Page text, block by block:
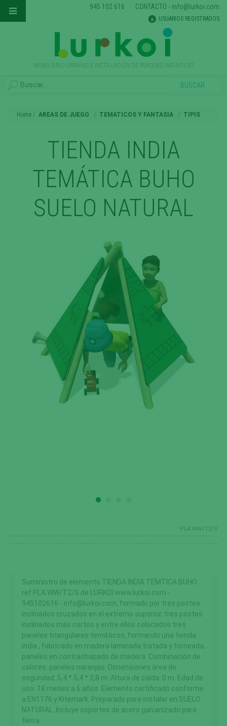
MOBILIARIO URBANO E INSTALACIÓN DE PARQUES INFANTILES
945 102 616 CONTACTO - info@lurkoi.com
USUARIOS REGISTRADOS
Home AREAS DE JUEGO TEMATICOS Y FANTASIA TIPIS
TIENDA INDIA
TEMÁTICA BUHO
SUELO NATURAL
PLA.WW/T2/S
Suministro de elemento TIENDA INDIA TEMTICA BUHO
ref PLA.WW/T2/S de LURKOI www.lurkoi.com -
945102616 - info@lurkoi.com, formado por tres postes
inclinados cruzados en el extremo superior, tres postes
inclinados más cortos y entre ellos colocados tres
paneles triangulares temáticos, formando una tienda
india , fabricado en madera laminada tratada y torneada,
paneles en contrachapado de madera. Combinación de
colores: paneles naranjas. Dimensiones área de
seguridad: 5,4 * 5,4 * 2,8 m. Altura de caída: 0 m. Edad de
uso: 18 meses a 6 años. Elemento certificado conforme
a EN1176 y Kitemark. Preparado para instalar en SUELO
NATURAL. Incluye soportes de acero galvanizado para
tierra.